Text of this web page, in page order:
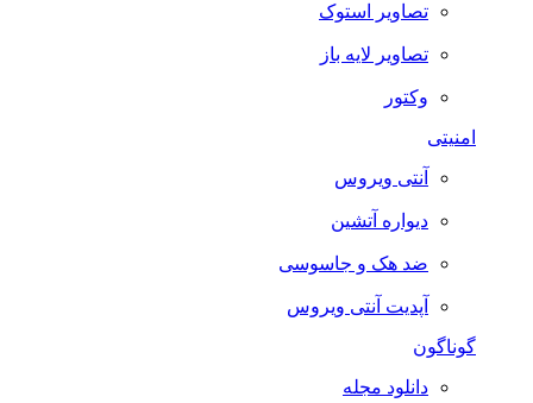
تصاویر استوک
تصاویر لایه باز
وکتور
امنیتی
آنتی ویروس
دیواره آتشین
ضد هک و جاسوسی
آپدیت آنتی ویروس
گوناگون
دانلود مجله